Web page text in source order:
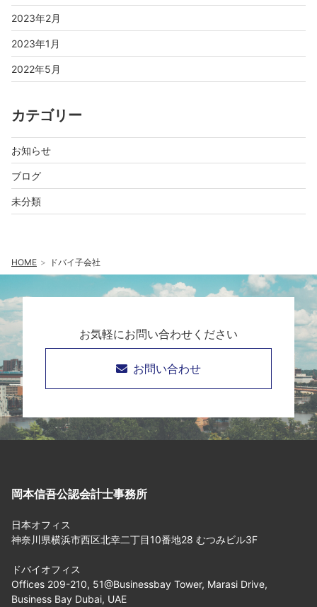
2023年2月
2023年1月
2022年5月
カテゴリー
お知らせ
ブログ
未分類
HOME ドバイ子会社
お気軽にお問い合わせください
お問い合わせ
岡本信吾公認会計士事務所
日本オフィス
神奈川県横浜市西区北幸二丁目10番地28 むつみビル3F
ドバイオフィス
Offices 209-210, 51@Businessbay Tower, Marasi Drive,
Business Bay Dubai, UAE